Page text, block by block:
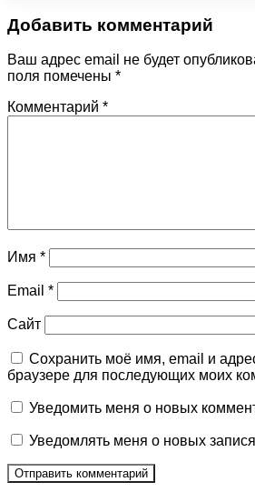
Добавить комментарий
Ваш адрес email не будет
поля помечены *
Комментарий *
Имя *
Email *
Сайт
Сохранить моё имя, email и
браузере для последующих моих
Уведомить меня о новых
Уведомлять меня о новых